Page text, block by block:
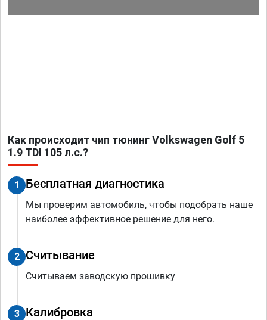
Как происходит чип тюнинг Volkswagen Golf 5
1.9 TDI 105 л.с.?
1 Бесплатная диагностика
Мы проверим автомобиль, чтобы подобрать наше
наиболее эффективное решение для него.
2 Считывание
Считываем заводскую прошивку
3 Калибровка